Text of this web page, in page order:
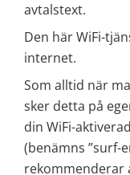
avtalstext.
Den här WiFi-
internet.
Som alltid när
sker detta på
din WiFi-
(benämns ”surf-
rekommenderar